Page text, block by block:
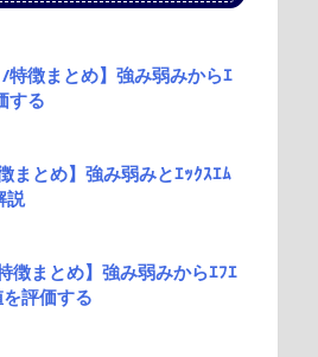
徴まとめ】強み弱みからｴ
する
まとめ】強み弱みとｴｯｸｽｴﾑ
説
徴まとめ】強み弱みからｴﾌｴ
評価する